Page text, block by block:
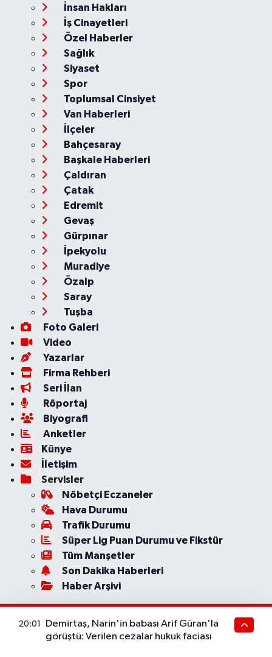
İnsan Hakları
İş Cinayetleri
Özel Haberler
Sağlık
Siyaset
Spor
Toplumsal Cinsiyet
Van Haberleri
İlçeler
Bahçesaray
Başkale Haberleri
Çaldıran
Çatak
Edremit
Gevaş
Gürpınar
İpekyolu
Muradiye
Özalp
Saray
Tuşba
Foto Galeri
Video
Yazarlar
Firma Rehberi
Seri İlan
Röportaj
Biyografi
Anketler
Künye
İletişim
Servisler
Nöbetçi Eczaneler
Hava Durumu
Trafik Durumu
Süper Lig Puan Durumu ve Fikstür
Tüm Manşetler
Son Dakika Haberleri
Haber Arşivi
20:01
Demirtaş, Narin'in babası Arif Güran'la
görüştü: Verilen cezalar hukuk faciası